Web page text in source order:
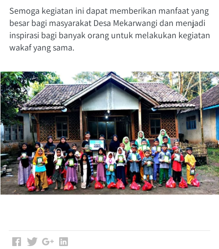
Semoga kegiatan ini dapat memberikan manfaat yang
besar bagi masyarakat Desa Mekarwangi dan menjadi
inspirasi bagi banyak orang untuk melakukan kegiatan
wakaf yang sama.